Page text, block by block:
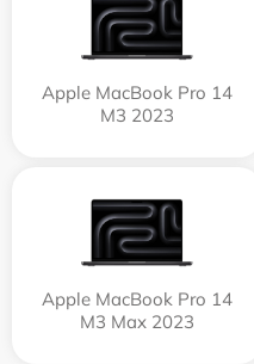
Apple MacBook Pro 14
M3 2023
Apple MacBook Pro 14
M3 Max 2023